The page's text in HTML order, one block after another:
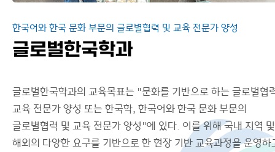
한국어와 한국 문화 부문의 글로별협력 및 교육 전문가 양성
글로벌한국학과
글로벌한국학과의 교육목표는 "문화를 기반으로 하는 글로벌협
교육 전문가 양성 또는 한국학, 한국어와 한국 문화 부문의
글로별협력 및 교육 전문가 양성"에 있다. 이를 위해 국내 지역 및
해외의 다양한 요구를 기반으로 한 현장 기반 교육과정을 운영하